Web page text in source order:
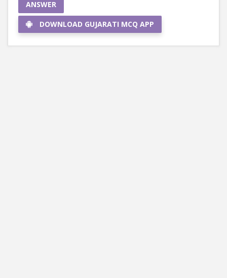
ANSWER
DOWNLOAD GUJARATI MCQ APP